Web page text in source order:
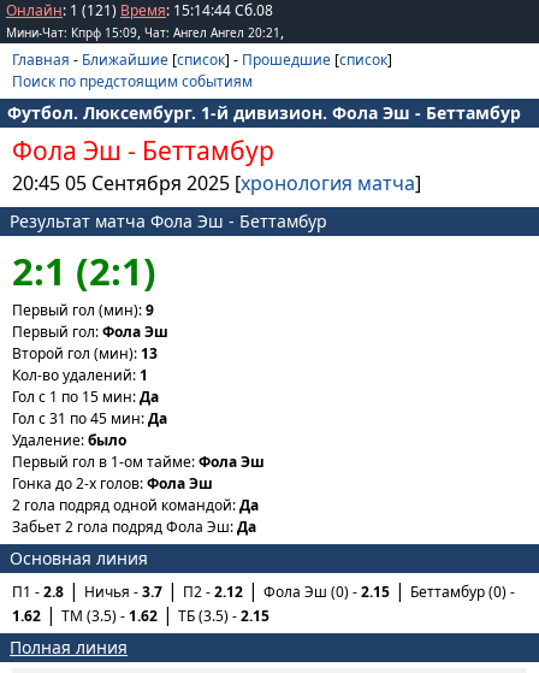
Онлайн: 1 (121) Время: 15:14:44Сб.08
Мини-Чат: Кпрф 15:09, Чат: Ангел Ангел 20:21 ,
Главная - Ближайшие [список] - Прошедшие [список]
Поиск по предстоящим событиям
Футбол. Люксембург. 1-й дивизион. Фола Эш - Беттамбур
Фола Эш - Беттамбур
20:45 05 Сентября 2025 [хронология матча]
Результат матча Фола Эш - Беттамбур
2:1 (2:1)
Первый гол (мин):9
Первый гол:Фола Эш
Второй гол (мин):13
Кол-во удалений:1
Гол с 1 по 15 мин:Да
Гол с 31 по 45 мин:Да
Удаление:было
Первый гол в 1-ом тайме:Фола Эш
Гонка до 2-х голов:Фола Эш
2 гола подряд одной командой:Да
Забьет 2 гола подряд Фола Эш:Да
Основная линия
П1 -2.8 Ничья -3.7 П2 -2.12 Фола Эш (0) -2.15
Беттамбур (0) -
1.62
ТМ (3.5) -1.62 ТБ (3.5) -2.15
Полная линия